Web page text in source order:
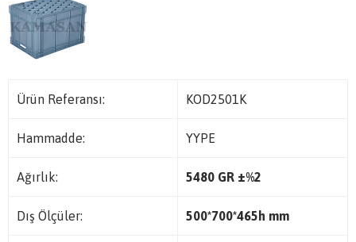
Ürün Referansı: KOD2501K
Hammadde: YYPE
Ağırlık: 5480 GR ±%2
Dış Ölçüler: 500*700*465h mm